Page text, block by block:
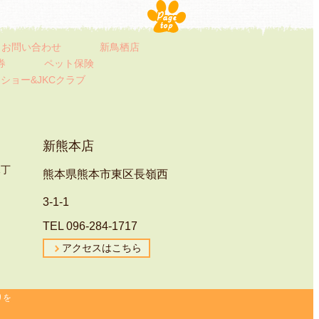
お問い合わせ
新鳥栖店
ペット保険
ショー&JKCクラブ
新熊本店
熊本県熊本市東区長嶺西
3-1-1
TEL 096-284-1717
アクセスはこちら
を